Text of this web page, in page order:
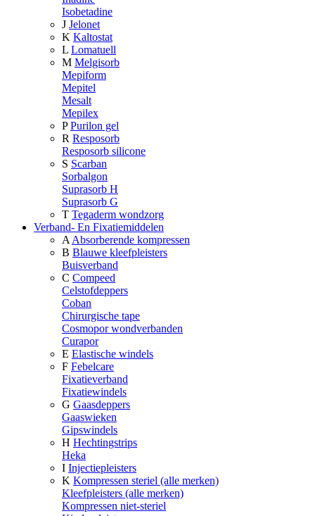
Isobetadine
J Jelonet
K Kaltostat
L Lomatuell
M Melgisorb
Mepiform
Mepitel
Mesalt
Mepilex
P Purilon gel
R Resposorb
Resposorb silicone
S Scarban
Sorbalgon
Suprasorb H
Suprasorb G
T Tegaderm wondzorg
Verband- En Fixatiemiddelen
A Absorberende kompressen
B Blauwe kleefpleisters
Buisverband
C Compeed
Celstofdeppers
Coban
Chirurgische tape
Cosmopor wondverbanden
Curapor
E Elastische windels
F Febelcare
Fixatieverband
Fixatiewindels
G Gaasdeppers
Gaaswieken
Gipswindels
H Hechtingstrips
Heka
I Injectiepleisters
K Kompressen steriel (alle merken)
Kleefpleisters (alle merken)
Kompressen niet-steriel